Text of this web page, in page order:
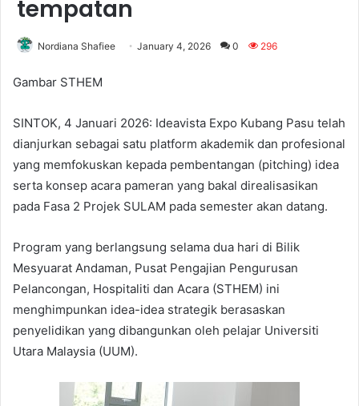
tempatan
Nordiana Shafiee January 4, 2026 0 296
Gambar STHEM
SINTOK, 4 Januari 2026: Ideavista Expo Kubang Pasu telah
dianjurkan sebagai satu platform akademik dan profesional
yang memfokuskan kepada pembentangan (pitching) idea
serta konsep acara pameran yang bakal direalisasikan
pada Fasa 2 Projek SULAM pada semester akan datang.
Program yang berlangsung selama dua hari di Bilik
Mesyuarat Andaman, Pusat Pengajian Pengurusan
Pelancongan, Hospitaliti dan Acara (STHEM) ini
menghimpunkan idea-idea strategik berasaskan
penyelidikan yang dibangunkan oleh pelajar Universiti
Utara Malaysia (UUM).